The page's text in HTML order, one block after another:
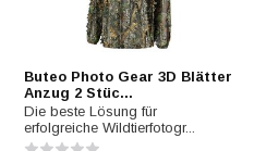
Buteo Photo Gear 3D Blätter
Anzug 2 Stüc...
Die beste Lösung für
erfolgreiche Wildtierfotogr...